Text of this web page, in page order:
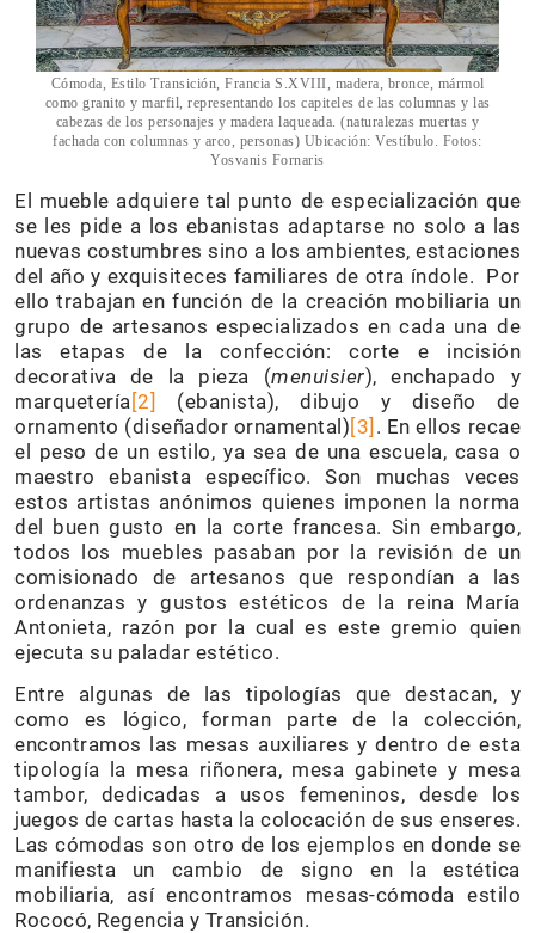
Cómoda, Estilo Transición, Francia S.XVIII, madera, bronce, mármol
como granito y marfil, representando los capiteles de las columnas y las
cabezas de los personajes y madera laqueada. (naturalezas muertas y
fachada con columnas y arco, personas) Ubicación: Vestíbulo. Fotos:
Yosvanis Fornaris
El mueble adquiere tal punto de especialización que
se les pide a los ebanistas adaptarse no solo a las
nuevas costumbres sino a los ambientes, estaciones
del año y exquisiteces familiares de otra índole. Por
ello trabajan en función de la creación mobiliaria un
grupo de artesanos especializados en cada una de
las etapas de la confección: corte e incisión
decorativa de la pieza (menuisier), enchapado y
marquetería [2]
(ebanista), dibujo y diseño de
ornamento (diseñador ornamental)[3] . En ellos recae
el peso de un estilo, ya sea de una escuela, casa o
maestro ebanista específico. Son muchas veces
estos artistas anónimos quienes imponen la norma
del buen gusto en la corte francesa. Sin embargo,
todos los muebles pasaban por la revisión de un
comisionado de artesanos que respondían a las
ordenanzas y gustos estéticos de la reina María
Antonieta, razón por la cual es este gremio quien
ejecuta su paladar estético.
Entre algunas de las tipologías que destacan, y
como es lógico, forman parte de la colección,
encontramos las mesas auxiliares y dentro de esta
tipología la mesa riñonera, mesa gabinete y mesa
tambor, dedicadas a usos femeninos, desde los
juegos de cartas hasta la colocación de sus enseres.
Las cómodas son otro de los ejemplos en donde se
manifiesta un cambio de signo en la estética
mobiliaria, así encontramos mesas-cómoda estilo
Rococó, Regencia y Transición.